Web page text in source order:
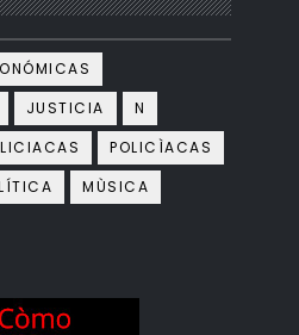
JUSTICIA
N
POLICÌACAS
MÙSICA